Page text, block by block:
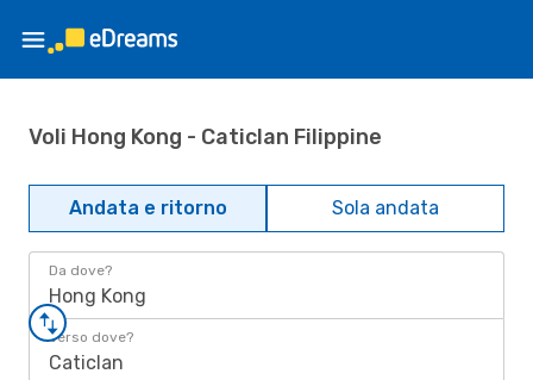
Voli Hong Kong - Caticlan Filippine
Andata e ritorno Sola andata
Da dove?
Hong Kong
Verso dove?
Caticlan